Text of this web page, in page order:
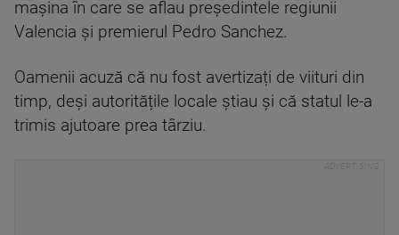
mașina în care se aflau președintele regiunii
Valencia și premierul Pedro Sanchez.
Oamenii acuză că nu fost avertizați de viituri din
timp, deși autoritățile locale știau și că statul le-a
trimis ajutoare prea târziu.